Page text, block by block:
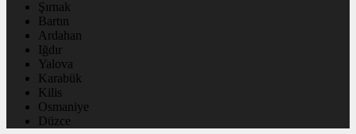
Şırnak
Bartın
Ardahan
Iğdır
Yalova
Karabük
Kilis
Osmaniye
Düzce